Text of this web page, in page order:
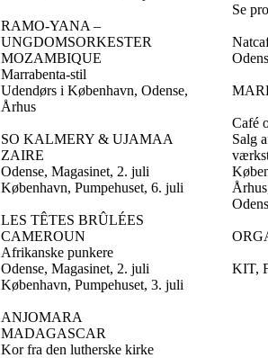
RAMO-YANA –
UNGDOMSORKESTER
MOZAMBIQUE
Marrabenta-stil
Udendørs i København, Odense,
Århus
SO KALMERY & UJAMAA
ZAIRE
Odense, Magasinet, 2. juli
København, Pumpehuset, 6. juli
LES TÊTES BRÛLÉES
CAMEROUN
Afrikanske punkere
Odense, Magasinet, 2. juli
København, Pumpehuset, 3. juli
ANJOMARA
MADAGASCAR
Kor fra den lutherske kirke
Se
Café
Salg
KIT,